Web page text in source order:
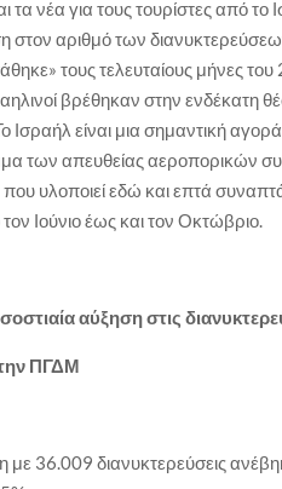
τα νέα για τους τουρίστες από
στον αριθμό των
τους τελευταίους μήνες
βρέθηκαν στην ενδέκατη
Ισραήλ είναι μια σημαντική
των απευθείας αεροπορικών
υλοποιεί εδώ και επτά
Ιούνιο έως και τον Οκτώβριο.
αύξηση στις
ΠΓΔΜ
με 36.009 διανυκτερεύσεις